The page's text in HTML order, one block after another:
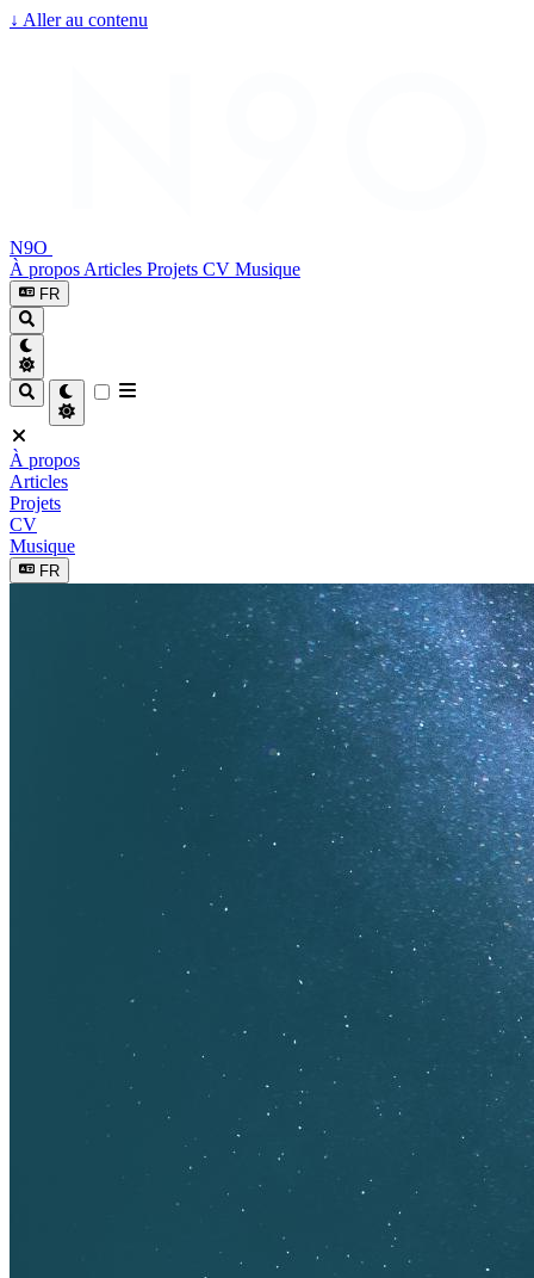
↓ Aller au contenu
N9O
À propos Articles Projets CV Musique
FR
À propos
Articles
Projets
CV
Musique
FR